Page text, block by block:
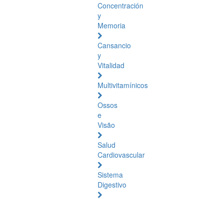
Concentración
y
Memoria
Cansancio
y
Vitalidad
Multivitamínicos
Ossos
e
Visão
Salud
Cardiovascular
Sistema
Digestivo